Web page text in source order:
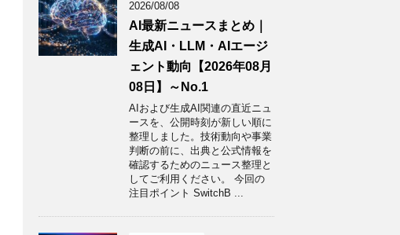
2026/08/08
AI最新ニュースまとめ｜
生成AI・LLM・AIエージ
ェント動向【2026年08月
08日】～No.1
AIおよび生成AI関連の直近ニュ
ースを、公開時刻が新しい順に
整理しました。技術動向や事業
判断の前に、出典と公式情報を
確認するためのニュース整理と
してご利用ください。 今回の
注目ポイント SwitchB ...